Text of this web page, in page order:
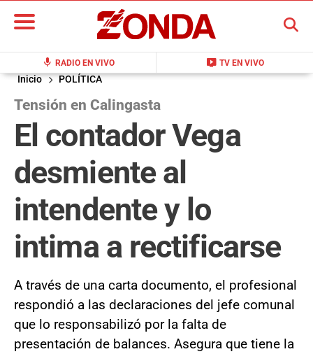
mic RADIO EN VIVO live_tv TV EN VIVO
BUSCAR
Inicio POLÍTICA
Tensión en Calingasta
El contador Vega
desmiente al
intendente y lo
intima a rectificarse
A través de una carta documento, el profesional
respondió a las declaraciones del jefe comunal
que lo responsabilizó por la falta de
presentación de balances. Asegura que tiene la